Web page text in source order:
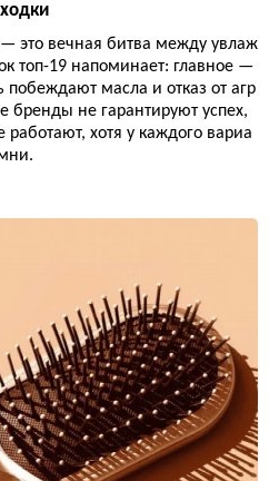
это вечная битва между увлаж
топ-19 напоминает: главное —
побеждают масла и отказ от агр
бренды не гарантируют успех,
хотя у каждого вариа